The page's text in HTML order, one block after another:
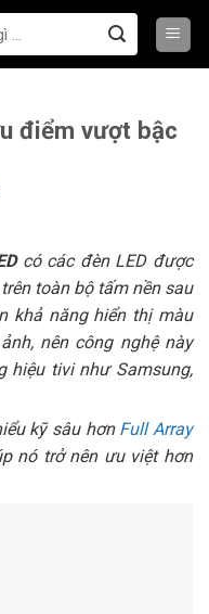
điểm vượt bậc
có các đèn LED được
toàn bộ tấm nền sau
khả năng hiển thị màu
nên công nghệ này
hiệu tivi như Samsung,
kỹ sâu hơn Full Array
nó trở nên ưu việt hơn